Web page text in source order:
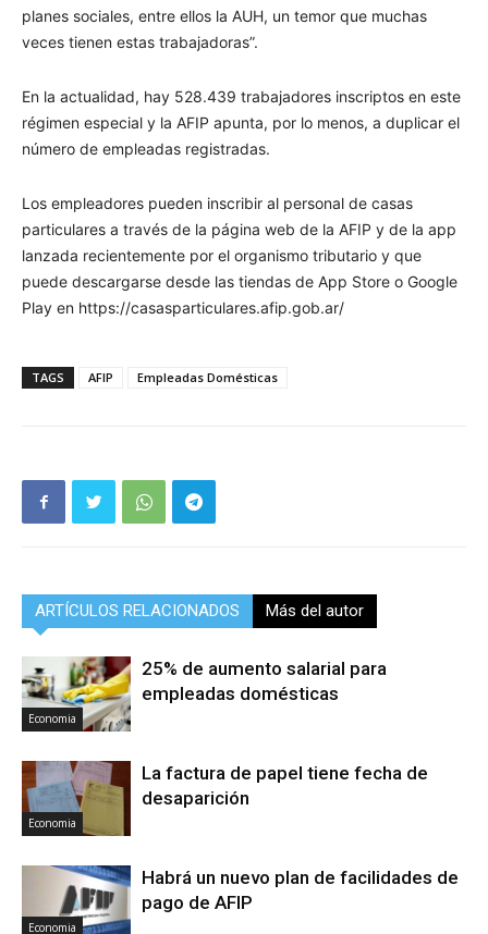
planes sociales, entre ellos la AUH, un temor que muchas
veces tienen estas trabajadoras”.
En la actualidad, hay 528.439 trabajadores inscriptos en este
régimen especial y la AFIP apunta, por lo menos, a duplicar el
número de empleadas registradas.
Los empleadores pueden inscribir al personal de casas
particulares a través de la página web de la AFIP y de la app
lanzada recientemente por el organismo tributario y que
puede descargarse desde las tiendas de App Store o Google
Play en https://casasparticulares.afip.gob.ar/
TAGS AFIP Empleadas Domésticas
ARTÍCULOS RELACIONADOS Más del autor
Economia
25% de aumento salarial para
empleadas domésticas
Economia
La factura de papel tiene fecha de
desaparición
Economia
Habrá un nuevo plan de facilidades de
pago de AFIP